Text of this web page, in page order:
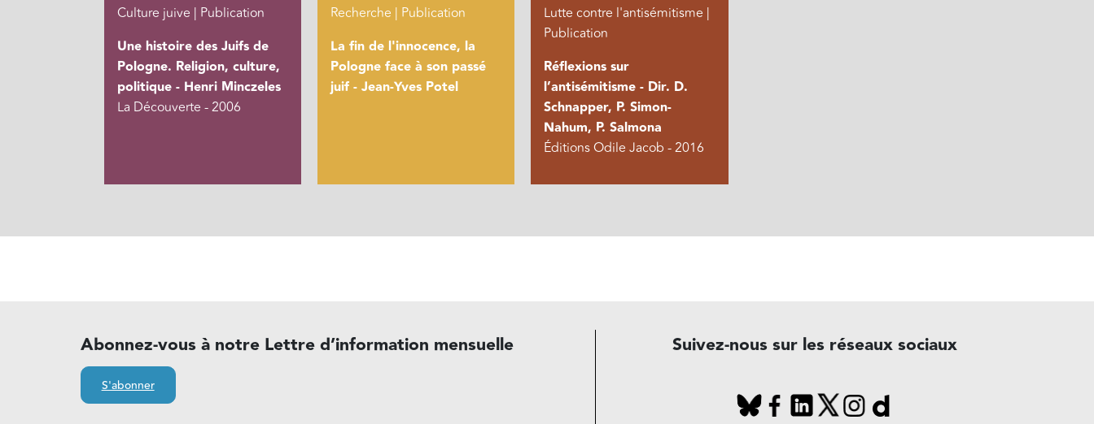
Culture juive | Publication
Une histoire des Juifs de
Pologne. Religion, culture,
politique - Henri Minczeles
La Découverte - 2006
Recherche | Publication
La fin de l'innocence, la
Pologne face à son passé
juif - Jean-Yves Potel
Lutte contre l'antisémitisme |
Publication
Réflexions sur
l’antisémitisme - Dir. D.
Schnapper, P. Simon-
Nahum, P. Salmona
Éditions Odile Jacob - 2016
Abonnez-vous à notre Lettre d’information mensuelle
S'abonner
Suivez-nous sur les réseaux sociaux